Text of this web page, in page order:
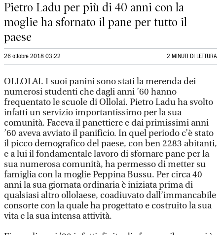
Pietro Ladu per più di 40 anni con la
moglie ha sfornato il pane per tutto il
paese
26 ottobre 2018 03:22 2 MINUTI DI LETTURA
OLLOLAI. I suoi panini sono stati la merenda dei
numerosi studenti che dagli anni ’60 hanno
frequentato le scuole di Ollolai. Pietro Ladu ha svolto
infatti un servizio importantissimo per la sua
comunità. Faceva il panettiere e dai primissimi anni
’60 aveva avviato il panificio. In quel periodo c’è stato
il picco demografico del paese, con ben 2283 abitanti,
e a lui il fondamentale lavoro di sfornare pane per la
sua numerosa comunità, ha permesso di metter su
famiglia con la moglie Peppina Bussu. Per circa 40
anni la sua giornata ordinaria è iniziata prima di
qualsiasi altro ollolaese, coadiuvato dall’immancabile
consorte con la quale ha progettato e costruito la sua
vita e la sua intensa attività.